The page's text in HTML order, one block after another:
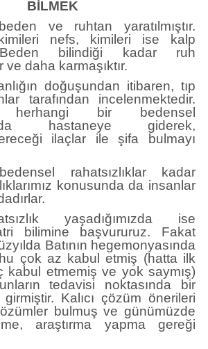
BİLMEK
ve ruhtan yaratılmıştır.
nefs, kimileri ise kalp
Beden bilindiği kadar ruh
daha karmaşıktır.
doğuşundan itibaren, tıp
tarafından incelenmektedir.
bir bedensel
hastaneye giderek,
ilaçlar ile şifa bulmayı
rahatsızlıklar kadar
konusunda da insanlar
yaşadığımızda ise
bilimine başvururuz. Fakat
Batının hegemonyasında
çok az kabul etmiş (hatta ilk
kabul etmemiş ve yok saymış)
tedavisi noktasında bir
girmiştir. Kalıcı çözüm önerileri
bulmuş ve günümüzde
araştırma yapma gereği